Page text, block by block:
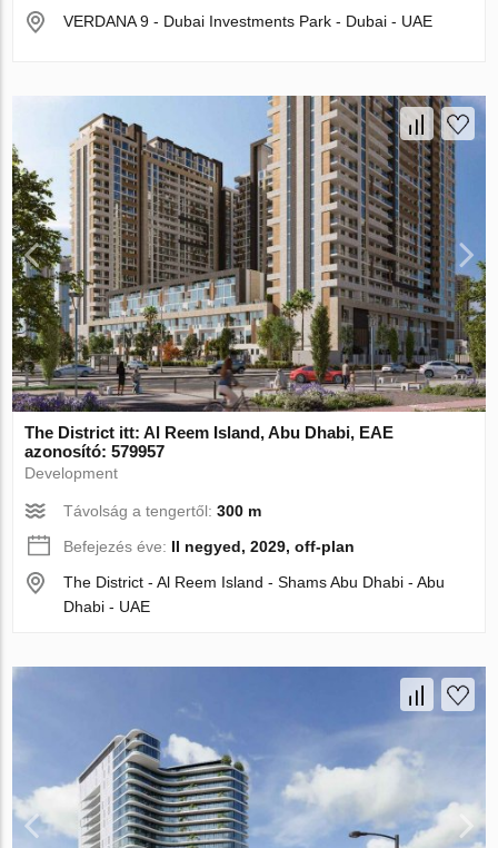
VERDANA 9 - Dubai Investments Park - Dubai - UAE
The District itt: Al Reem Island, Abu Dhabi, EAE
azonosító: 579957
Development
Távolság a tengertől:300 m
Befejezés éve: II negyed, 2029, off-plan
The District - Al Reem Island - Shams Abu Dhabi - Abu
Dhabi - UAE